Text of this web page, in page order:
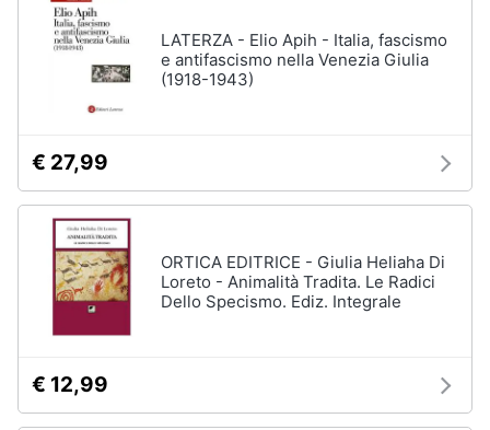
LATERZA - Elio Apih - Italia, fascismo
e antifascismo nella Venezia Giulia
(1918-1943)
€ 27,99
ORTICA EDITRICE - Giulia Heliaha Di
Loreto - Animalità Tradita. Le Radici
Dello Specismo. Ediz. Integrale
€ 12,99